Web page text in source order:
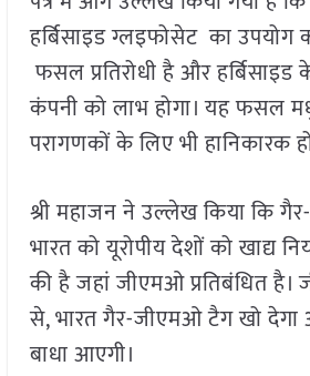
हर्बिसाइड ग्लइफोसेट का उपयोग
फसल प्रतिरोधी है और
कंपनी को लाभ होगा। यह फसल
परागणकों के लिए भी हानिकारक
श्री महाजन ने उल्लेख किया कि
भारत को यूरोपीय देशों को खाद्य
की है जहां जीएमओ प्रतिबंधित
से, भारत गैर-जीएमओ टैग खो देगा
बाधा आएगी।